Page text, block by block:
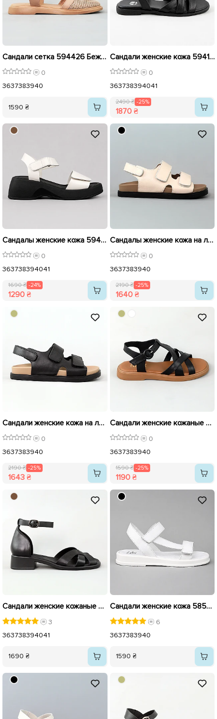
Сандали сетка 594426 Бежевые
0
3637383940
1590 ₴
Сандали женские кожа 594188 Черные распродажа
0
363738394041
2490 ₴ -25%
1870 ₴
Сандалы женские кожа 594443 Бежевые распродажа
0
363738394041
1690 ₴ -24%
1290 ₴
Сандалы женские кожа на липучке 595435 Бежевые распродажа
0
3637383940
2190 ₴ -25%
1640 ₴
Сандали женские кожа на липучке 595434 Черные распродажа
0
3637383940
2190 ₴ -25%
1643 ₴
Сандали женские кожаные 594247 Черные распродажа
0
3637383940
1590 ₴ -25%
1190 ₴
Сандали женские кожаные 594441 Черные
3
363738394041
1690 ₴
Сандали женские кожа 585782 Белые
6
3637383940
1590 ₴